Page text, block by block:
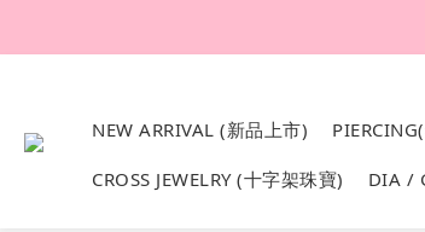
NEW ARRIVAL (新品上市)
CROSS JEWELRY (十字架珠寶) DIA /